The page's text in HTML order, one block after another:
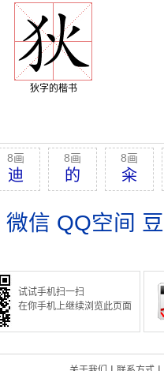
狄字的楷书
8画
迪
8画
的
8画
籴
微信 QQ空间
试试手机扫一扫
在你手机上继续浏览此页面